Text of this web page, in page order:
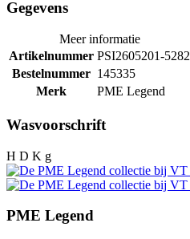
Gegevens
Meer informatie
Artikelnummer PSI2605201-5282
Bestelnummer 145335
Merk
PME Legend
Wasvoorschrift
H D K g
PME Legend